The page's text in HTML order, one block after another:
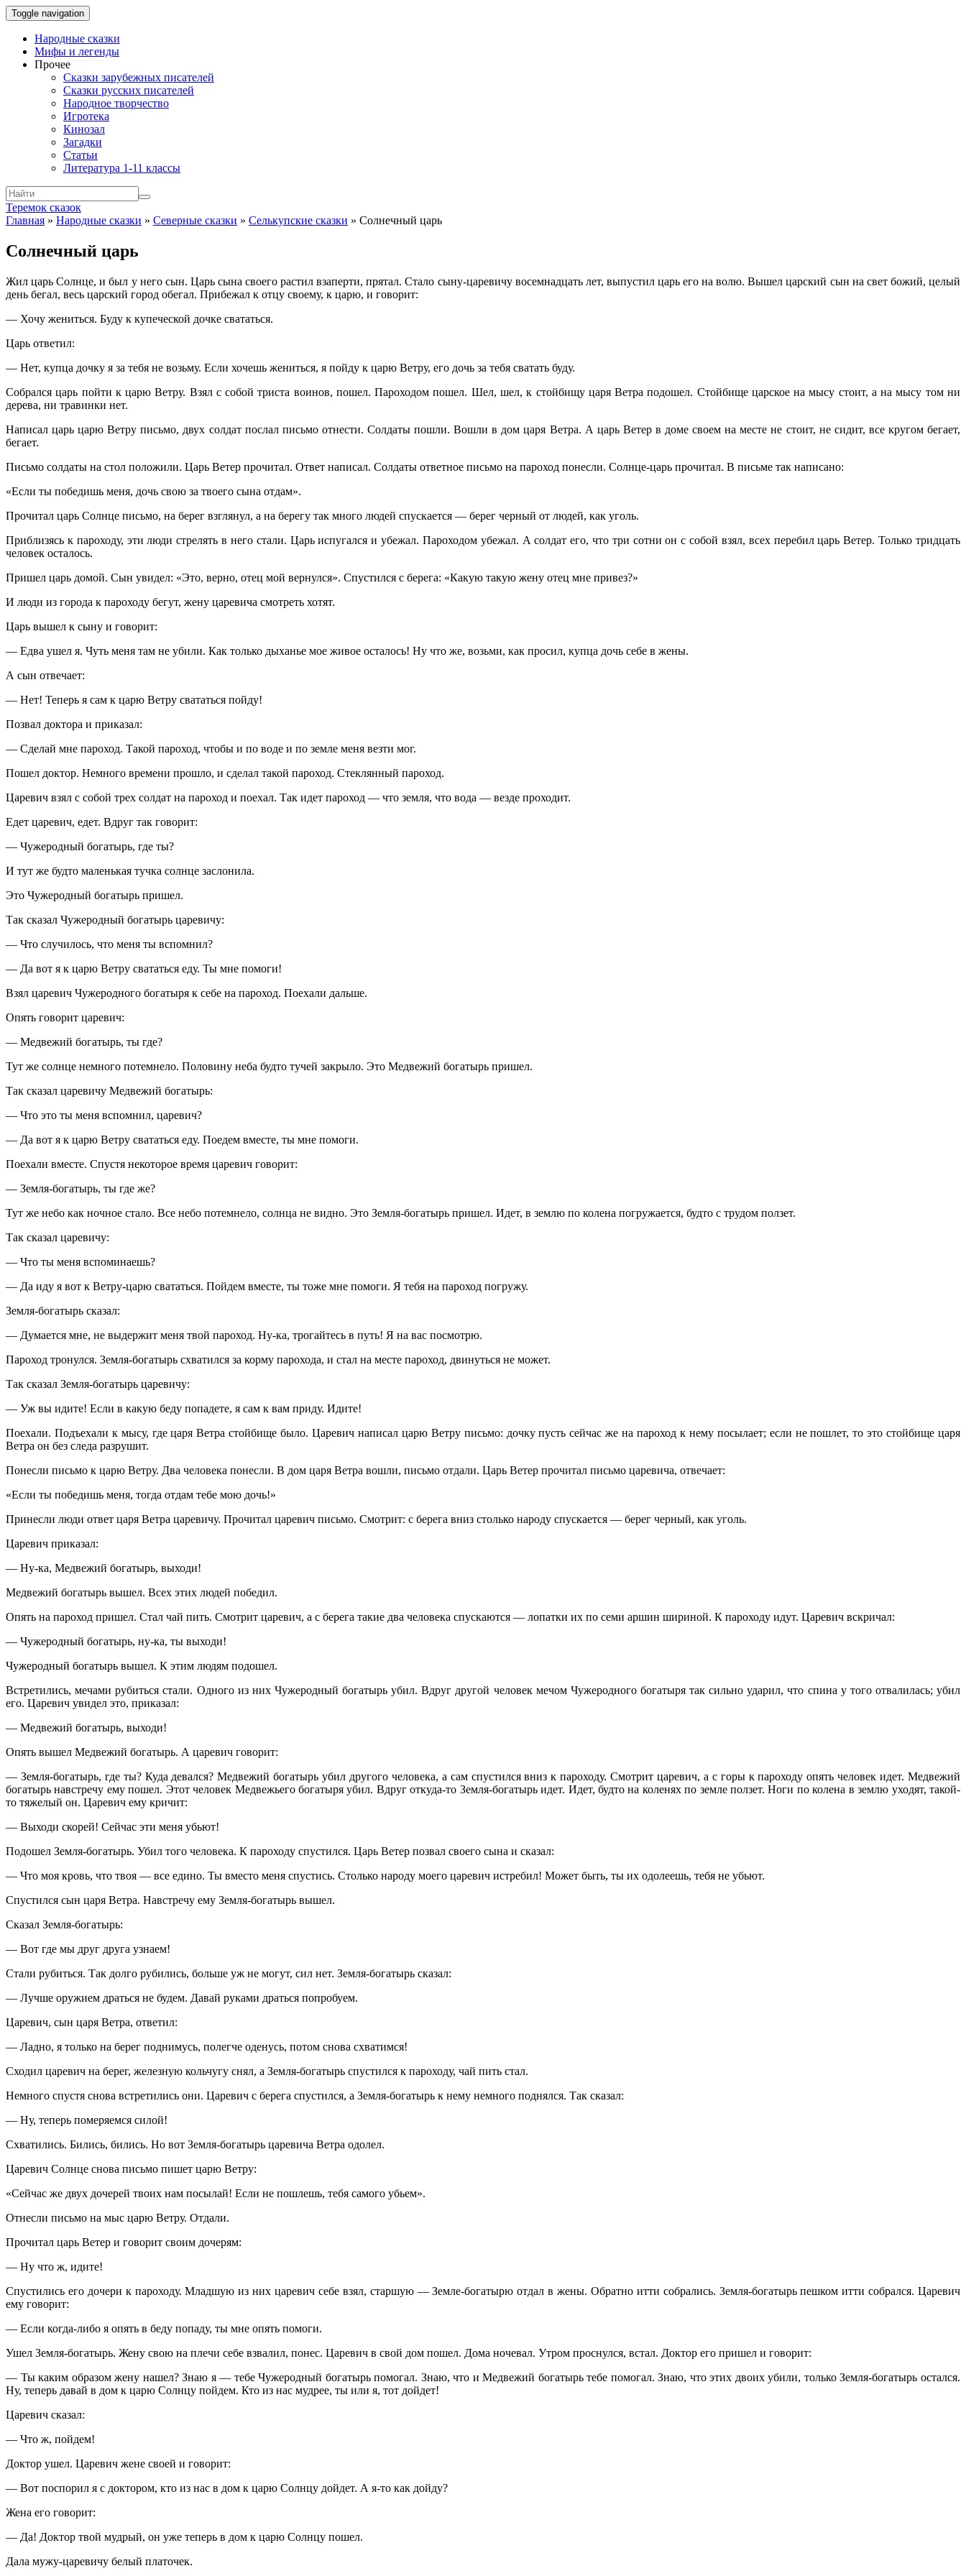
Toggle navigation
Народные сказки
Мифы и легенды
Прочее
Сказки зарубежных писателей
Сказки русских писателей
Народное творчество
Игротека
Кинозал
Загадки
Статьи
Литература 1-11 классы
Теремок сказок
Главная » Народные сказки » Северные сказки » Селькупские сказки » Солнечный царь
Солнечный царь
Жил царь Солнце, и был у него сын. Царь сына своего растил взаперти, прятал. Стало сыну-царевичу восемнадцать лет, выпустил царь его на волю. Вышел царский сын на свет божий, целый
день бегал, весь царский город обегал. Прибежал к отцу своему, к царю, и говорит:
— Хочу жениться. Буду к купеческой дочке свататься.
Царь ответил:
— Нет, купца дочку я за тебя не возьму. Если хочешь жениться, я пойду к царю Ветру, его дочь за тебя сватать буду.
Собрался царь пойти к царю Ветру. Взял с собой триста воинов, пошел. Пароходом пошел. Шел, шел, к стойбищу царя Ветра подошел. Стойбище царское на мысу стоит, а на мысу том ни
дерева, ни травинки нет.
Написал царь царю Ветру письмо, двух солдат послал письмо отнести. Солдаты пошли. Вошли в дом царя Ветра. А царь Ветер в доме своем на месте не стоит, не сидит, все кругом бегает,
бегает.
Письмо солдаты на стол положили. Царь Ветер прочитал. Ответ написал. Солдаты ответное письмо на пароход понесли. Солнце-царь прочитал. В письме так написано:
«Если ты победишь меня, дочь свою за твоего сына отдам».
Прочитал царь Солнце письмо, на берег взглянул, а на берегу так много людей спускается — берег черный от людей, как уголь.
Приблизясь к пароходу, эти люди стрелять в него стали. Царь испугался и убежал. Пароходом убежал. А солдат его, что три сотни он с собой взял, всех перебил царь Ветер. Только тридцать
человек осталось.
Пришел царь домой. Сын увидел: «Это, верно, отец мой вернулся». Спустился с берега: «Какую такую жену отец мне привез?»
И люди из города к пароходу бегут, жену царевича смотреть хотят.
Царь вышел к сыну и говорит:
— Едва ушел я. Чуть меня там не убили. Как только дыханье мое живое осталось! Ну что же, возьми, как просил, купца дочь себе в жены.
А сын отвечает:
— Нет! Теперь я сам к царю Ветру свататься пойду!
Позвал доктора и приказал:
— Сделай мне пароход. Такой пароход, чтобы и по воде и по земле меня везти мог.
Пошел доктор. Немного времени прошло, и сделал такой пароход. Стеклянный пароход.
Царевич взял с собой трех солдат на пароход и поехал. Так идет пароход — что земля, что вода — везде проходит.
Едет царевич, едет. Вдруг так говорит:
— Чужеродный богатырь, где ты?
И тут же будто маленькая тучка солнце заслонила.
Это Чужеродный богатырь пришел.
Так сказал Чужеродный богатырь царевичу:
— Что случилось, что меня ты вспомнил?
— Да вот я к царю Ветру свататься еду. Ты мне помоги!
Взял царевич Чужеродного богатыря к себе на пароход. Поехали дальше.
Опять говорит царевич:
— Медвежий богатырь, ты где?
Тут же солнце немного потемнело. Половину неба будто тучей закрыло. Это Медвежий богатырь пришел.
Так сказал царевичу Медвежий богатырь:
— Что это ты меня вспомнил, царевич?
— Да вот я к царю Ветру свататься еду. Поедем вместе, ты мне помоги.
Поехали вместе. Спустя некоторое время царевич говорит:
— Земля-богатырь, ты где же?
Тут же небо как ночное стало. Все небо потемнело, солнца не видно. Это Земля-богатырь пришел. Идет, в землю по колена погружается, будто с трудом ползет.
Так сказал царевичу:
— Что ты меня вспоминаешь?
— Да иду я вот к Ветру-царю свататься. Пойдем вместе, ты тоже мне помоги. Я тебя на пароход погружу.
Земля-богатырь сказал:
— Думается мне, не выдержит меня твой пароход. Ну-ка, трогайтесь в путь! Я на вас посмотрю.
Пароход тронулся. Земля-богатырь схватился за корму парохода, и стал на месте пароход, двинуться не может.
Так сказал Земля-богатырь царевичу:
— Уж вы идите! Если в какую беду попадете, я сам к вам приду. Идите!
Поехали. Подъехали к мысу, где царя Ветра стойбище было. Царевич написал царю Ветру письмо: дочку пусть сейчас же на пароход к нему посылает; если не пошлет, то это стойбище царя
Ветра он без следа разрушит.
Понесли письмо к царю Ветру. Два человека понесли. В дом царя Ветра вошли, письмо отдали. Царь Ветер прочитал письмо царевича, отвечает:
«Если ты победишь меня, тогда отдам тебе мою дочь!»
Принесли люди ответ царя Ветра царевичу. Прочитал царевич письмо. Смотрит: с берега вниз столько народу спускается — берег черный, как уголь.
Царевич приказал:
— Ну-ка, Медвежий богатырь, выходи!
Медвежий богатырь вышел. Всех этих людей победил.
Опять на пароход пришел. Стал чай пить. Смотрит царевич, а с берега такие два человека спускаются — лопатки их по семи аршин шириной. К пароходу идут. Царевич вскричал:
— Чужеродный богатырь, ну-ка, ты выходи!
Чужеродный богатырь вышел. К этим людям подошел.
Встретились, мечами рубиться стали. Одного из них Чужеродный богатырь убил. Вдруг другой человек мечом Чужеродного богатыря так сильно ударил, что спина у того отвалилась; убил
его. Царевич увидел это, приказал:
— Медвежий богатырь, выходи!
Опять вышел Медвежий богатырь. А царевич говорит:
— Земля-богатырь, где ты? Куда девался? Медвежий богатырь убил другого человека, а сам спустился вниз к пароходу. Смотрит царевич, а с горы к пароходу опять человек идет. Медвежий
богатырь навстречу ему пошел. Этот человек Медвежьего богатыря убил. Вдруг откуда-то Земля-богатырь идет. Идет, будто на коленях по земле ползет. Ноги по колена в землю уходят, такой-
то тяжелый он. Царевич ему кричит:
— Выходи скорей! Сейчас эти меня убьют!
Подошел Земля-богатырь. Убил того человека. К пароходу спустился. Царь Ветер позвал своего сына и сказал:
— Что моя кровь, что твоя — все едино. Ты вместо меня спустись. Столько народу моего царевич истребил! Может быть, ты их одолеешь, тебя не убьют.
Спустился сын царя Ветра. Навстречу ему Земля-богатырь вышел.
Сказал Земля-богатырь:
— Вот где мы друг друга узнаем!
Стали рубиться. Так долго рубились, больше уж не могут, сил нет. Земля-богатырь сказал:
— Лучше оружием драться не будем. Давай руками драться попробуем.
Царевич, сын царя Ветра, ответил:
— Ладно, я только на берег поднимусь, полегче оденусь, потом снова схватимся!
Сходил царевич на берег, железную кольчугу снял, а Земля-богатырь спустился к пароходу, чай пить стал.
Немного спустя снова встретились они. Царевич с берега спустился, а Земля-богатырь к нему немного поднялся. Так сказал:
— Ну, теперь померяемся силой!
Схватились. Бились, бились. Но вот Земля-богатырь царевича Ветра одолел.
Царевич Солнце снова письмо пишет царю Ветру:
«Сейчас же двух дочерей твоих нам посылай! Если не пошлешь, тебя самого убьем».
Отнесли письмо на мыс царю Ветру. Отдали.
Прочитал царь Ветер и говорит своим дочерям:
— Ну что ж, идите!
Спустились его дочери к пароходу. Младшую из них царевич себе взял, старшую — Земле-богатырю отдал в жены. Обратно итти собрались. Земля-богатырь пешком итти собрался. Царевич
ему говорит:
— Если когда-либо я опять в беду попаду, ты мне опять помоги.
Ушел Земля-богатырь. Жену свою на плечи себе взвалил, понес. Царевич в свой дом пошел. Дома ночевал. Утром проснулся, встал. Доктор его пришел и говорит:
— Ты каким образом жену нашел? Знаю я — тебе Чужеродный богатырь помогал. Знаю, что и Медвежий богатырь тебе помогал. Знаю, что этих двоих убили, только Земля-богатырь остался.
Ну, теперь давай в дом к царю Солнцу пойдем. Кто из нас мудрее, ты или я, тот дойдет!
Царевич сказал:
— Что ж, пойдем!
Доктор ушел. Царевич жене своей и говорит:
— Вот поспорил я с доктором, кто из нас в дом к царю Солнцу дойдет. А я-то как дойду?
Жена его говорит:
— Да! Доктор твой мудрый, он уже теперь в дом к царю Солнцу пошел.
Дала мужу-царевичу белый платочек.